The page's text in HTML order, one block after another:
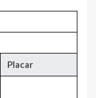
Placar